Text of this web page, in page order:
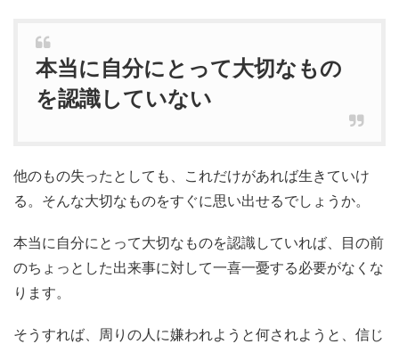
本当に自分にとって大切なもの
を認識していない
他のもの失ったとしても、これだけがあれば生きていけ
る。そんな大切なものをすぐに思い出せるでしょうか。
本当に自分にとって大切なものを認識していれば、目の前
のちょっとした出来事に対して一喜一憂する必要がなくな
ります。
そうすれば、周りの人に嫌われようと何されようと、信じ